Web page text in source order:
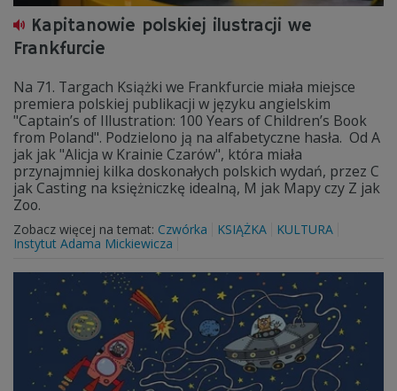
Kapitanowie polskiej ilustracji we
Frankfurcie
Na 71. Targach Książki we Frankfurcie miała miejsce
premiera polskiej publikacji w języku angielskim
"Captain’s of Illustration: 100 Years of Children’s Book
from Poland". Podzielono ją na alfabetyczne hasła. Od A
jak jak "Alicja w Krainie Czarów", która miała
przynajmniej kilka doskonałych polskich wydań, przez C
jak Casting na księżniczkę idealną, M jak Mapy czy Z jak
Zoo.
Zobacz więcej na temat: Czwórka KSIĄŻKA
KULTURA
Instytut Adama Mickiewicza